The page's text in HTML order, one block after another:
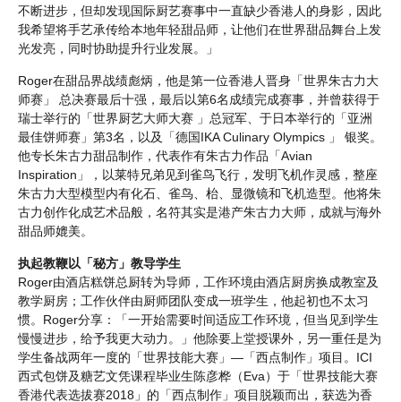
不断进步，但却发现国际厨艺赛事中一直缺少香港人的身影，因此
我希望将手艺承传给本地年轻甜品师，让他们在世界甜品舞台上发
光发亮，同时协助提升行业发展。」
Roger在甜品界战绩彪炳，他是第一位香港人晋身「世界朱古力大
师赛」 总决赛最后十强，最后以第6名成绩完成赛事，并曾获得于
瑞士举行的「世界厨艺大师大赛 」总冠军、于日本举行的「亚洲
最佳饼师赛」第3名，以及「德国IKA Culinary Olympics 」 银奖。
他专长朱古力甜品制作，代表作有朱古力作品「Avian
Inspiration」，以莱特兄弟见到雀鸟飞行，发明飞机作灵感，整座
朱古力大型模型内有化石、雀鸟、枱、显微镜和飞机造型。他将朱
古力创作化成艺术品般，名符其实是港产朱古力大师，成就与海外
甜品师媲美。
执起教鞭以「秘方」教导学生
Roger由酒店糕饼总厨转为导师，工作环境由酒店厨房换成教室及
教学厨房；工作伙伴由厨师团队变成一班学生，他起初也不太习
惯。Roger分享：「一开始需要时间适应工作环境，但当见到学生
慢慢进步，给予我更大动力。」他除要上堂授课外，另一重任是为
学生备战两年一度的「世界技能大赛」—「西点制作」项目。ICI
西式包饼及糖艺文凭课程毕业生陈彦桦（Eva）于「世界技能大赛
香港代表选拔赛2018」的「西点制作」项目脱颖而出，获选为香